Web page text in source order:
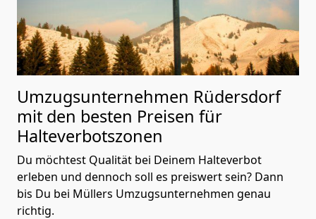
Umzugsunternehmen Rüdersdorf
mit den besten Preisen für
Halteverbotszonen
Du möchtest Qualität bei Deinem Halteverbot
erleben und dennoch soll es preiswert sein? Dann
bis Du bei Müllers Umzugsunternehmen genau
richtig.